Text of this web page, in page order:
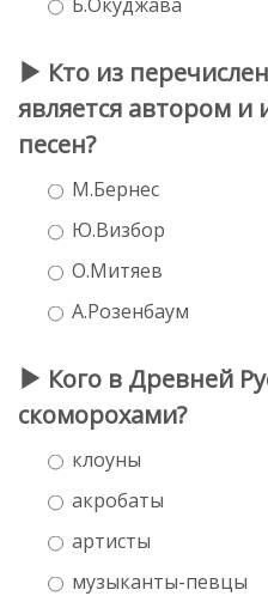
Кто из
является автором и
песен?
М.Бернес
Ю.Визбор
О.Митяев
А.Розенбаум
Кого в Древней
скоморохами?
клоуны
акробаты
артисты
музыканты-певцы